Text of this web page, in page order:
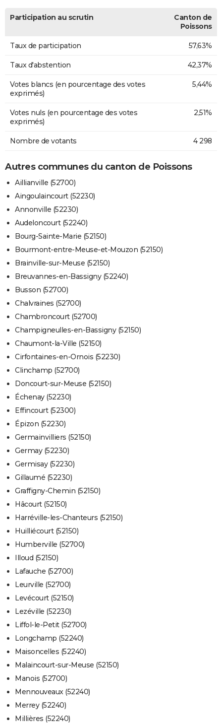
Participation au scrutin
Canton de
Poissons
Taux de participation 57,63%
Taux d'abstention 42,37%
Votes blancs (en pourcentage des votes
exprimés)
5,44%
Votes nuls (en pourcentage des votes
exprimés)
2,51%
Nombre de votants 4 298
Autres communes du canton de Poissons
Aillianville (52700)
Aingoulaincourt (52230)
Annonville (52230)
Audeloncourt (52240)
Bourg-Sainte-Marie (52150)
Bourmont-entre-Meuse-et-Mouzon (52150)
Brainville-sur-Meuse (52150)
Breuvannes-en-Bassigny (52240)
Busson (52700)
Chalvraines (52700)
Chambroncourt (52700)
Champigneulles-en-Bassigny (52150)
Chaumont-la-Ville (52150)
Cirfontaines-en-Ornois (52230)
Clinchamp (52700)
Doncourt-sur-Meuse (52150)
Échenay (52230)
Effincourt (52300)
Épizon (52230)
Germainvilliers (52150)
Germay (52230)
Germisay (52230)
Gillaumé (52230)
Graffigny-Chemin (52150)
Hâcourt (52150)
Harréville-les-Chanteurs (52150)
Huilliécourt (52150)
Humberville (52700)
Illoud (52150)
Lafauche (52700)
Leurville (52700)
Levécourt (52150)
Lezéville (52230)
Liffol-le-Petit (52700)
Longchamp (52240)
Maisoncelles (52240)
Malaincourt-sur-Meuse (52150)
Manois (52700)
Mennouveaux (52240)
Merrey (52240)
Millières (52240)